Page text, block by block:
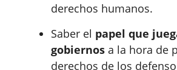
derechos humanos.
Saber el papel que
gobiernos a la hora de
derechos de los